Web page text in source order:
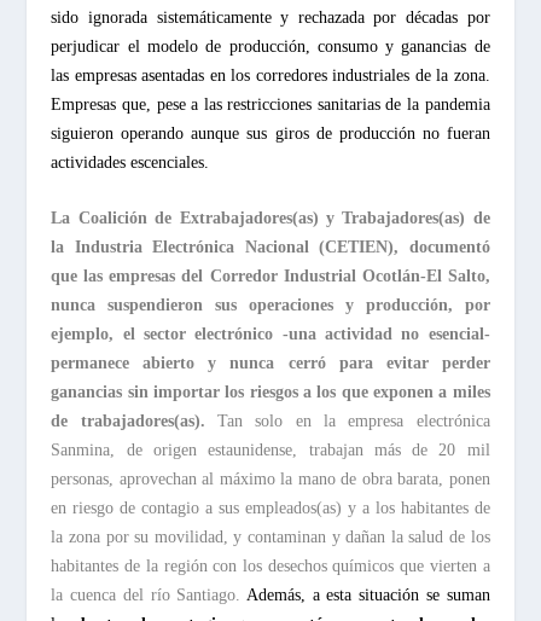
sido ignorada sistemáticamente y rechazada por décadas por
perjudicar el modelo de producción, consumo y ganancias de
las empresas asentadas en los corredores industriales de la zona.
Empresas que, pese a las restricciones sanitarias de la pandemia
siguieron operando aunque sus giros de producción no fueran
actividades escenciales.
La Coalición de Extrabajadores(as) y Trabajadores(as) de
la Industria Electrónica Nacional (CETIEN), documentó
que las empresas del Corredor Industrial Ocotlán-El Salto,
nunca suspendieron sus operaciones y producción, por
ejemplo, el sector electrónico -una actividad no esencial-
permanece abierto y nunca cerró para evitar perder
ganancias sin importar los riesgos a los que exponen a miles
de trabajadores(as). Tan solo en la empresa electrónica
Sanmina, de origen estaunidense, trabajan más de 20 mil
personas, aprovechan al máximo la mano de obra barata, ponen
en riesgo de contagio a sus empleados(as) y a los habitantes de
la zona por su movilidad, y contaminan y dañan la salud de los
habitantes de la región con los desechos químicos que vierten a
la cuenca del río Santiago. Además, a esta situación se suman